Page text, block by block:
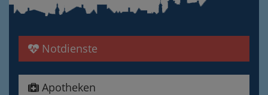
Notdienste
Apotheken